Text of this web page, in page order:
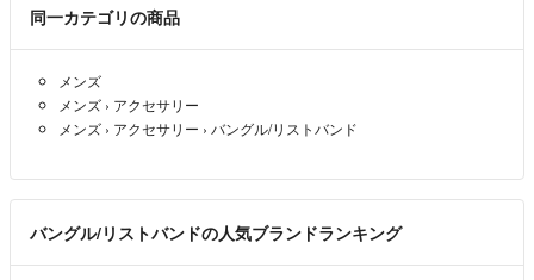
同一カテゴリの商品
メンズ
メンズ › アクセサリー
メンズ › アクセサリー › バングル/リストバンド
バングル/リストバンドの人気ブランドランキング